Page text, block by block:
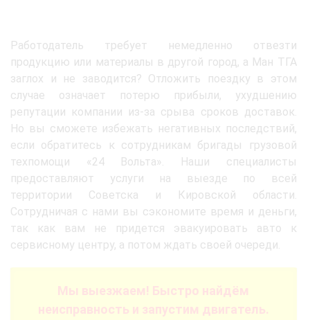
Работодатель требует немедленно отвезти
продукцию или материалы в другой город, а Ман ТГА
заглох и не заводится? Отложить поездку в этом
случае означает потерю прибыли, ухудшению
репутации компании из-за срыва сроков доставок.
Но вы сможете избежать негативных последствий,
если обратитесь к сотрудникам бригады грузовой
техпомощи «24 Вольта». Наши специалисты
предоставляют услуги на выезде по всей
территории Советска и Кировской области.
Сотрудничая с нами вы сэкономите время и деньги,
так как вам не придется эвакуировать авто к
сервисному центру, а потом ждать своей очереди.
Мы выезжаем! Быстро найдём
неисправность и запустим двигатель.